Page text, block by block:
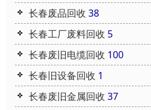
长春废品回收 38
长春工厂废料回收 5
长春废旧电缆回收 100
长春旧设备回收 1
长春废旧金属回收 37